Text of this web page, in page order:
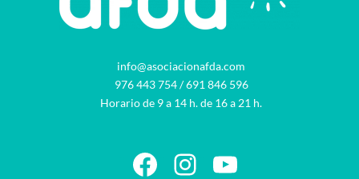
info@asociacionafda.com
976 443 754/691 846 596
Horario de 9 a 14 h. de 16 a 21 h.
Facebook
Instagram
YouTube